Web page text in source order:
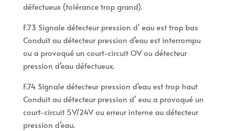
défectueux (tolérance trop grand).
F.73 Signale détecteur pression d’ eau est trop bas
Conduit au détecteur pression d’eau est interrompu
ou a provoqué un court-circuit OV ou détecteur
pression d’eau défectueux.
F.74 Signale détecteur pression d’eau est trop haut
Conduit au détecteur pression d’ eau a provoqué un
court-circuit 5V/24V ou erreur interne au détecteur
pression d’eau.